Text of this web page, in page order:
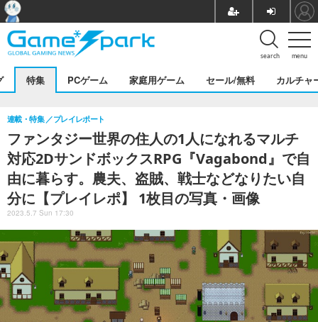
menu
search
特集 PCゲーム 家庭用ゲーム セール/無料 カルチャ
ファンタジー世界の住人の1人になれるマルチ
対応2DサンドボックスRPG『Vagabond』で自
由に暮らす。農夫、盗賊、戦士などなりたい自
分に【プレイレポ】 1枚目の写真・画像
連載・特集 プレイレポート
2023.5.7 Sun 17:30